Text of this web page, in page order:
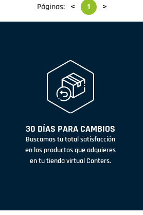
Páginas: < 1 >
30 DÍAS PARA CAMBIOS
Buscamos tu total satisfacción
en los productos que adquieres
en tu tienda virtual Conters.